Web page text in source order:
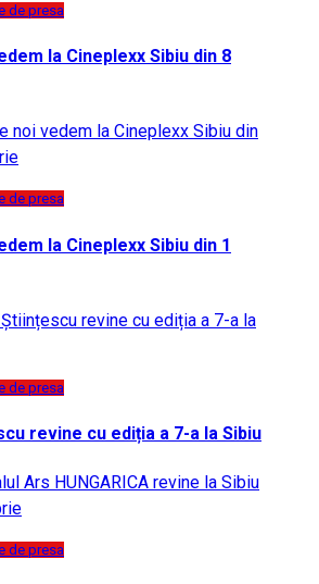
de presa
la Cineplexx Sibiu din 8
de presa
la Cineplexx Sibiu din 1
de presa
revine cu ediția a 7-a la Sibiu
de presa